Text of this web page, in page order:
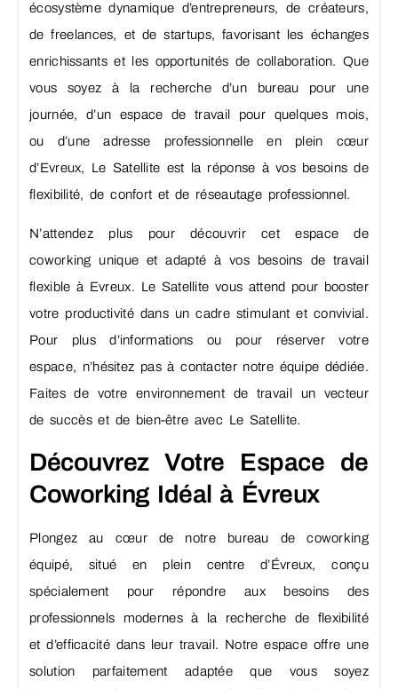
écosystème dynamique d’entrepreneurs, de créateurs,
de freelances, et de startups, favorisant les échanges
enrichissants et les opportunités de collaboration. Que
vous soyez à la recherche d’un bureau pour une
journée, d’un espace de travail pour quelques mois,
ou d’une adresse professionnelle en plein cœur
d’Evreux, Le Satellite est la réponse à vos besoins de
flexibilité, de confort et de réseautage professionnel.
N’attendez plus pour découvrir cet espace de
coworking unique et adapté à vos besoins de travail
flexible à Evreux. Le Satellite vous attend pour booster
votre productivité dans un cadre stimulant et convivial.
Pour plus d’informations ou pour réserver votre
espace, n’hésitez pas à contacter notre équipe dédiée.
Faites de votre environnement de travail un vecteur
de succès et de bien-être avec Le Satellite.
Découvrez Votre Espace de
Coworking Idéal à Évreux
Plongez au cœur de notre bureau de coworking
équipé, situé en plein centre d’Évreux, conçu
spécialement pour répondre aux besoins des
professionnels modernes à la recherche de flexibilité
et d’efficacité dans leur travail. Notre espace offre une
solution parfaitement adaptée que vous soyez